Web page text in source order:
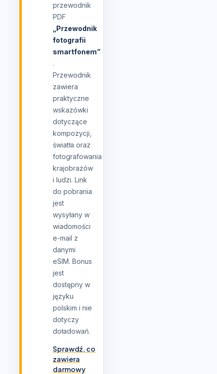
przewodnik
PDF
„Przewodnik
fotografii
smartfonem”
.
Przewodnik
zawiera
praktyczne
wskazówki
dotyczące
kompozycji,
światła oraz
fotografowania
krajobrazów
i ludzi. Link
do pobrania
jest
wysyłany w
wiadomości
e-mail z
danymi
eSIM. Bonus
jest
dostępny w
języku
polskim i nie
dotyczy
doładowań.
Sprawdź, co
zawiera
darmowy